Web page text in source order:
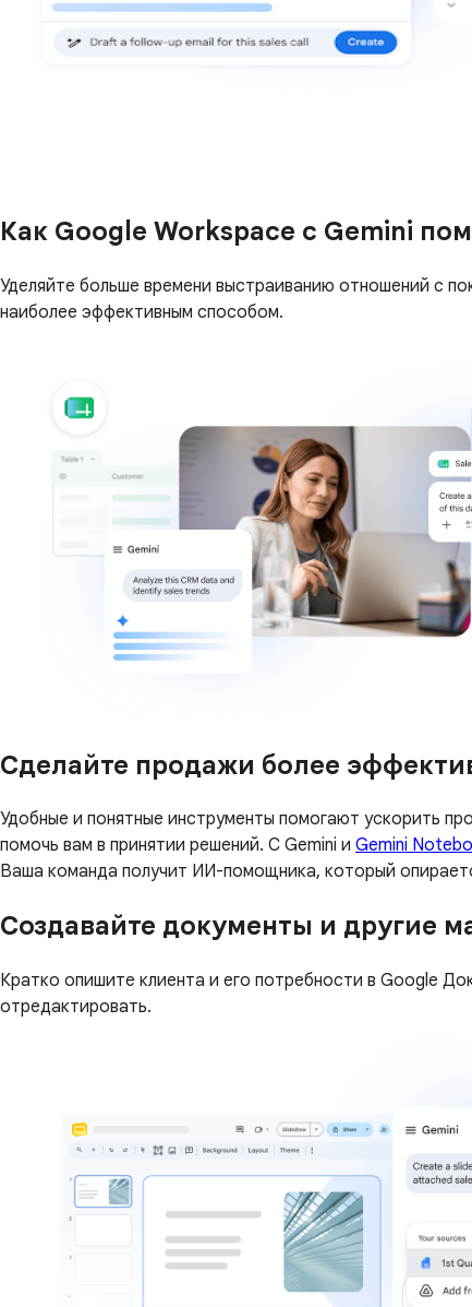
Как Google Workspace с Gemini
Уделяйте больше времени выстраиванию отношений с
наиболее эффективным способом.
Сделайте продажи более
Удобные и понятные инструменты помогают ускорить
помочь вам в принятии решений. С Gemini и Gemini
Ваша команда получит ИИ-помощника, который
Создавайте документы и другие
Кратко опишите клиента и его потребности в Google
отредактировать.